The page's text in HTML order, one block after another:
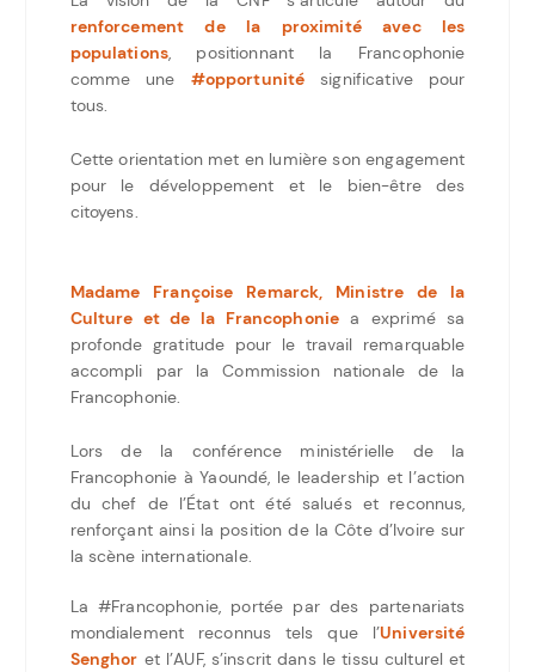
renforcement de la proximité avec les
populations, positionnant la Francophonie
comme une #opportunité significative pour
tous.
Cette orientation met en lumière son engagement
pour le développement et le bien-être des
citoyens.
Madame Françoise Remarck, Ministre de la
Culture et de la Francophonie a exprimé sa
profonde gratitude pour le travail remarquable
accompli par la Commission nationale de la
Francophonie.
Lors de la conférence ministérielle de la
Francophonie à Yaoundé, le leadership et l’action
du chef de l’État ont été salués et reconnus,
renforçant ainsi la position de la Côte d’Ivoire sur
la scène internationale.
La #Francophonie, portée par des partenariats
mondialement reconnus tels que l’Université
Senghor et l’AUF, s’inscrit dans le tissu culturel et